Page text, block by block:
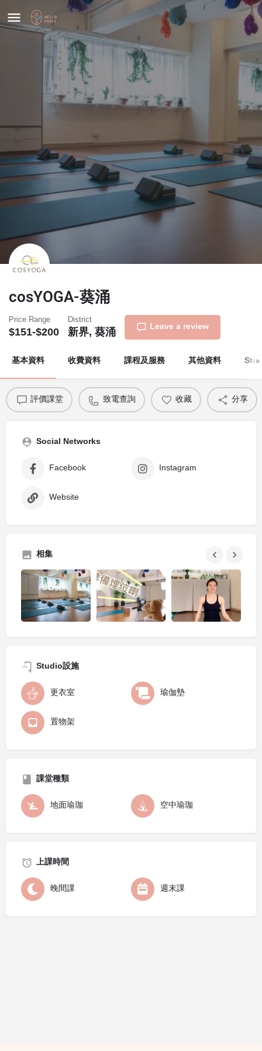
cosYOGA-葵涌
Price Range
$151-$200
District
新界, 葵涌 Leave a review
基本資料 收費資料 課程及服務 其他資料
評價課堂 致電查詢 收藏 分享
Social Networks
Facebook Instagram
Website
相集
Studio設施
更衣室 瑜伽墊
置物架
課堂種類
地面瑜珈 空中瑜珈
上課時間
晚間課 週末課